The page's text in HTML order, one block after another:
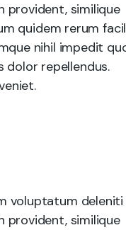
provident, similique
quidem rerum
nihil impedit
dolor repellendus.
voluptatum deleniti
provident, similique